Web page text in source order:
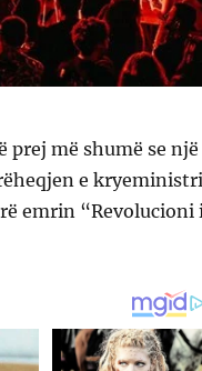
më shumë se një
e
emrin “Revolucioni